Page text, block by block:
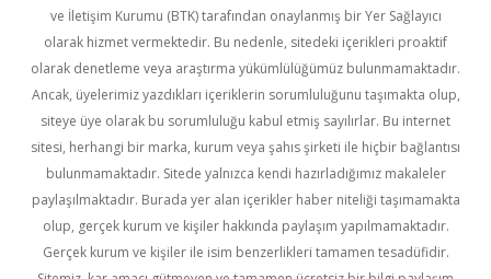
ve İletişim Kurumu (BTK) tarafından onaylanmış bir Yer Sağlayıcı
olarak hizmet vermektedir. Bu nedenle, sitedeki içerikleri proaktif
olarak denetleme veya araştırma yükümlülüğümüz bulunmamaktadır.
Ancak, üyelerimiz yazdıkları içeriklerin sorumluluğunu taşımakta olup,
siteye üye olarak bu sorumluluğu kabul etmiş sayılırlar. Bu internet
sitesi, herhangi bir marka, kurum veya şahıs şirketi ile hiçbir bağlantısı
bulunmamaktadır. Sitede yalnızca kendi hazırladığımız makaleler
paylaşılmaktadır. Burada yer alan içerikler haber niteliği taşımamakta
olup, gerçek kurum ve kişiler hakkında paylaşım yapılmamaktadır.
Gerçek kurum ve kişiler ile isim benzerlikleri tamamen tesadüfidir.